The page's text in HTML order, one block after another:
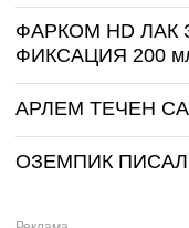
ФАРКОМ HD ЛАК
ФИКСАЦИЯ 200
АРЛЕМ ТЕЧЕН
ОЗЕМПИК